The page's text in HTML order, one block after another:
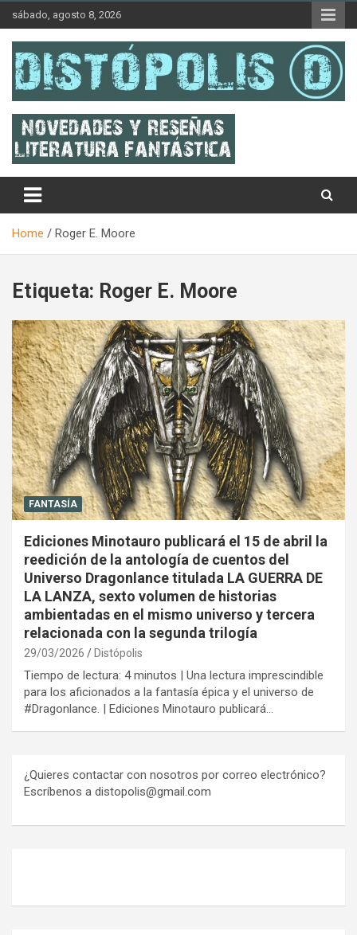
content
sábado, agosto 8, 2026
Distópolis
Home Roger E. Moore
Etiqueta: Roger E. Moore
FANTASÍA
Ediciones Minotauro publicará el 15 de abril la
reedición de la antología de cuentos del
Universo Dragonlance titulada LA GUERRA DE
LA LANZA, sexto volumen de historias
ambientadas en el mismo universo y tercera
relacionada con la segunda trilogía
29/03/2026 Distópolis
Tiempo de lectura: 4 minutos | Una lectura imprescindible
para los aficionados a la fantasía épica y el universo de
#Dragonlance. | Ediciones Minotauro publicará…
¿Quieres contactar con nosotros por correo electrónico?
Escríbenos a distopolis@gmail.com